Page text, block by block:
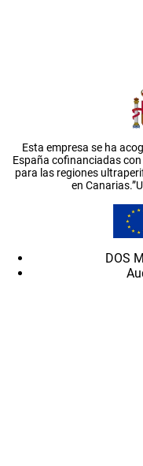
Esta empresa se ha
España cofinanciadas con
para las regiones
en
DOS